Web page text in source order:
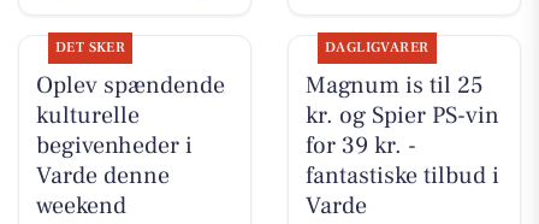
DET SKER
Oplev spændende
kulturelle
begivenheder i
Varde denne
weekend
DAGLIGVARER
Magnum is til 25
kr. og Spier PS-vin
for 39 kr. -
fantastiske tilbud i
Varde